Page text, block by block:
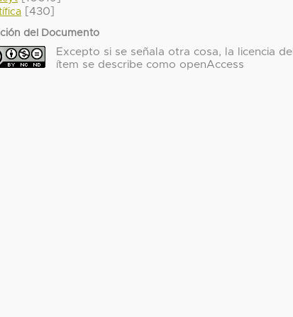
[430]
del Documento
Excepto si se señala otra cosa, la licencia del
ítem se describe como openAccess